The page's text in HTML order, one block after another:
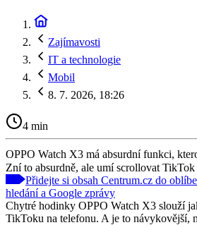
Zajímavosti
IT a technologie
Mobil
8. 7. 2026, 18:26
4 min
OPPO Watch X3 má absurdní funkci,
Zní to absurdně, ale umí scrollovat TikTok
Přidejte si obsah Centrum.cz do
hledání a Google zprávy
Chytré hodinky OPPO Watch X3 slouží
TikToku na telefonu. A je to návykovější,